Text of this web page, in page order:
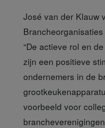
José van der Klauw
“De actieve rol en
zijn een positieve
ondernemers in de
voorbeeld voor